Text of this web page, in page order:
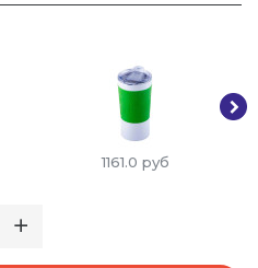
1161.0 руб